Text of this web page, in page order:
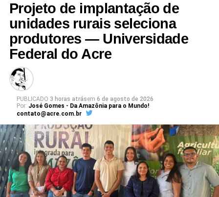
Leia Mais: UFAC
Projeto de implantação de
unidades rurais seleciona
produtores — Universidade
Federal do Acre
PUBLICADO 3 horas atrásem 6 de agosto de 2026
Por: José Gomes - Da Amazônia para o Mundo!
contato@acre.com.br